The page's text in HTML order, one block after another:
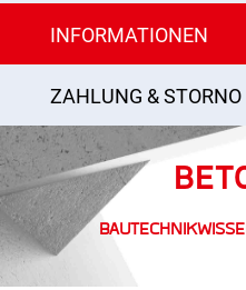
INFORMATIONEN
ZAHLUNG & STORNO